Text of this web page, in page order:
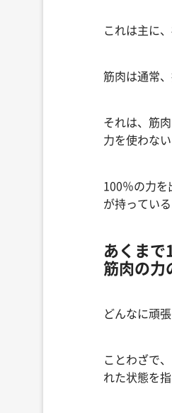
これは主に
筋肉は通常
それは、筋
力を使わな
100％の力
が持ってい
あくま
筋肉の力
どんなに頑
ことわざで
れた状態を指